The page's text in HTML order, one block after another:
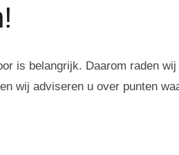
is belangrijk. Daarom raden
wij adviseren u over punten